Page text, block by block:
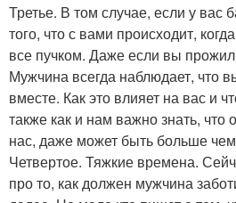
Третье. В том случае, если у вас
того, что с вами происходит,
все пучком. Даже если вы
Мужчина всегда наблюдает, что
вместе. Как это влияет на вас и
также как и нам важно знать, что
нас, даже может быть больше
Четвертое. Тяжкие времена.
про то, как должен мужчина